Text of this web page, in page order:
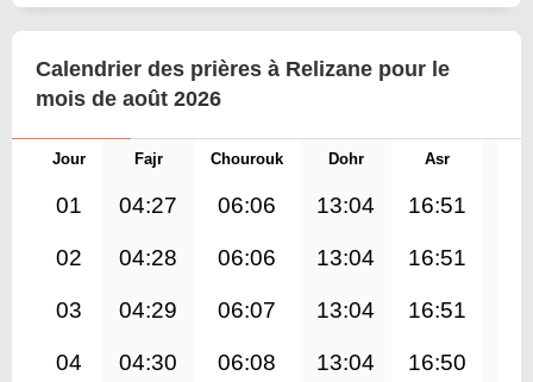
Calendrier des prières à Relizane pour le
mois de août 2026
Jour Fajr Chourouk Dohr Asr
01 04:27 06:06 13:04 16:51
02 04:28 06:06 13:04 16:51
03 04:29 06:07 13:04 16:51
04 04:30 06:08 13:04 16:50